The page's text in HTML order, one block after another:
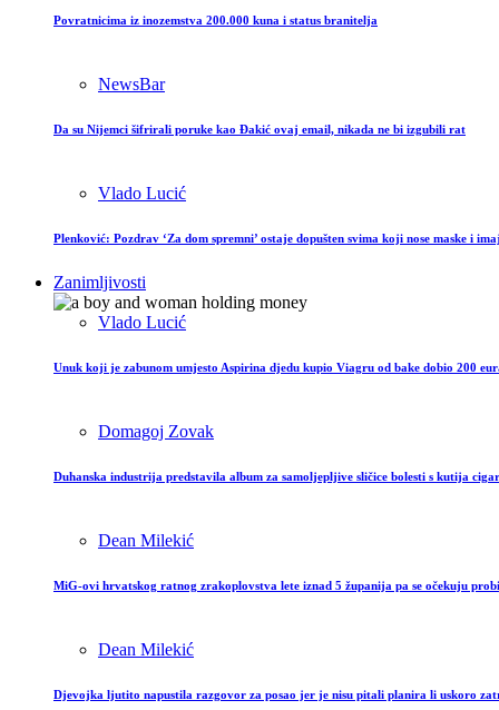
Povratnicima iz inozemstva 200.000 kuna i status branitelja
NewsBar
Da su Nijemci šifrirali poruke kao Đakić ovaj email, nikada ne bi izgubili rat
Vlado Lucić
Plenković: Pozdrav ‘Za dom spremni’ ostaje dopušten svima koji nose maske i
Zanimljivosti
Vlado Lucić
Unuk koji je zabunom umjesto Aspirina djedu kupio Viagru od bake dobio 200
Domagoj Zovak
Duhanska industrija predstavila album za samoljepljive sličice bolesti s kutija
Dean Milekić
MiG-ovi hrvatskog ratnog zrakoplovstva lete iznad 5 županija pa se očekuju
Dean Milekić
Djevojka ljutito napustila razgovor za posao jer je nisu pitali planira li uskoro